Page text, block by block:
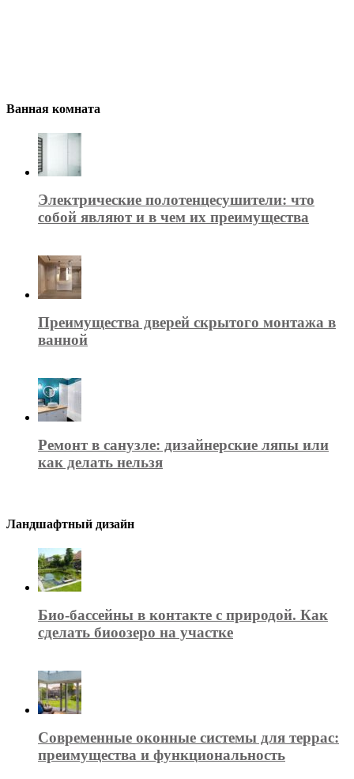
Ванная комната
Электрические полотенцесушители: что
собой являют и в чем их преимущества
Преимущества дверей скрытого монтажа в
ванной
Ремонт в санузле: дизайнерские ляпы или
как делать нельзя
Ландшафтный дизайн
Био-бассейны в контакте с природой. Как
сделать биоозеро на участке
Современные оконные системы для террас:
преимущества и функциональность